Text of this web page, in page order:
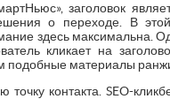
заголовок
о переходе. В
здесь максимальна.
кликает на
подобные материалы
контакта. SEO-